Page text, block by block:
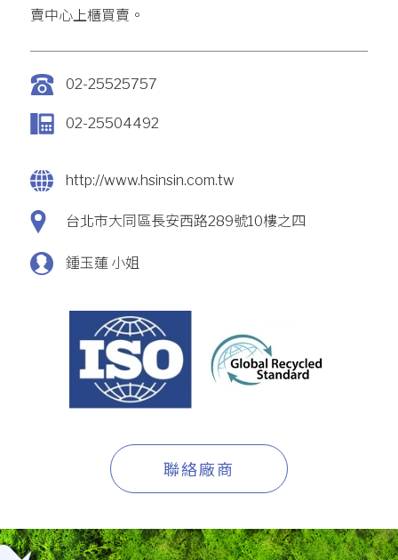
賣中心上櫃買賣。
02-25525757
02-25504492
http://www.hsinsin.com.tw
台北市大同區長安西路289號10樓之四
鍾玉蓮 小姐
聯絡廠商